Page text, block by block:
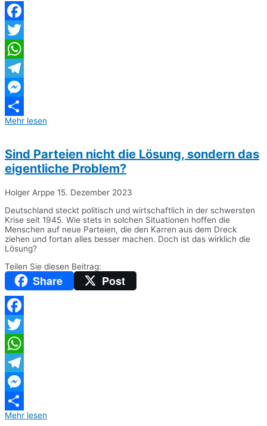
Facebook
Twitter
WhatsApp
Telegram
Messenger
Teilen
Mehr lesen
Sind Parteien nicht die Lösung, sondern das
eigentliche Problem?
Holger Arppe 15. Dezember 2023
Deutschland steckt politisch und wirtschaftlich in der schwersten
Krise seit 1945. Wie stets in solchen Situationen hoffen die
Menschen auf neue Parteien, die den Karren aus dem Dreck
ziehen und fortan alles besser machen. Doch ist das wirklich die
Lösung?
Teilen Sie diesen Beitrag:
Share Post
Facebook
Twitter
WhatsApp
Telegram
Messenger
Teilen
Mehr lesen